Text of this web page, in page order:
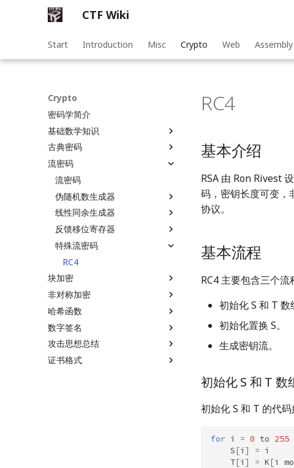
CTF Wiki
Start Introduction Misc Crypto Web Assembly
Crypto
密码学简介
基础数学知识
基础数学知识
古典密码
古典密码简介
单表代换加密
多表代换加密
其它类型加密
总结
流密码
流密码
伪随机数生成器
伪随机数生成器介绍
密码安全伪随机数生成器
题目
线性同余生成器
线性同余生成器
题目
反馈移位寄存器
反馈移位寄存器
线性反馈移位寄存器 - LFSR
非线性反馈移位寄存器
特殊流密码
RC4
块加密
块加密
ARX
ARX: Add-Rotate-Xor
DES
DES
IDEA
IDEA
AES
非对称加密
介绍
RSA
RSA 介绍
模数相关攻击
背包加密
背包加密
离散对数相关
哈希函数
哈希函数
MD5
MD5
SHA1
数字签名
数字签名
RSA 数字签名
攻击思想总结
简介
证书格式
RC4
基本介绍
RSA 由 Ron Rivest
码，密钥长度可变，
协议。
基本流程
RC4 主要包含三个流
初始化 S 和 T 数
初始化置换 S。
生成密钥流。
初始化 S 和 T 数
初始化 S 和 T 的代
for i = 0 to 255
S [i ] = i
T[i ] = K[i